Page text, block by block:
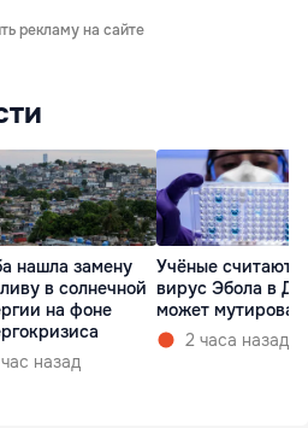
рекламу на сайте
нашла замену
в солнечной
на фоне
час назад
Учёные считают,
вирус Эбола в
может
2 часа назад